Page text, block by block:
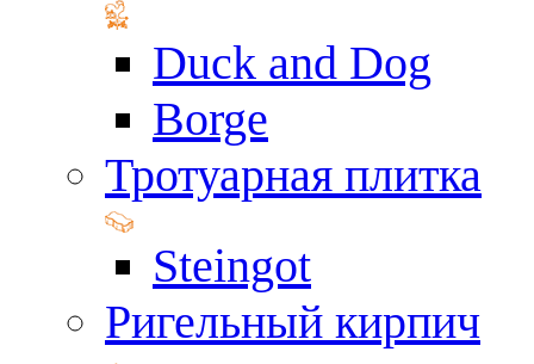
Duck and Dog
Borge
Тротуарная плитка
Steingot
Ригельный кирпич